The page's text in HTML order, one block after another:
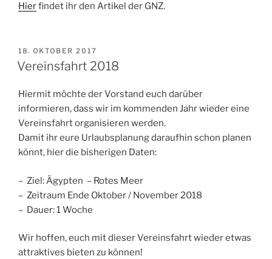
Hierfindet ihr den Artikel der GNZ.
VERÖFFENTLICHT
AM
18. OKTOBER 2017
Vereinsfahrt 2018
Hiermit möchte der Vorstand euch darüber
informieren, dass wir im kommenden Jahr wieder eine
Vereinsfahrt organisieren werden.
Damit ihr eure Urlaubsplanung daraufhin schon planen
könnt, hier die bisherigen Daten:
– Ziel: Ägypten – Rotes Meer
– Zeitraum Ende Oktober / November 2018
– Dauer: 1 Woche
Wir hoffen, euch mit dieser Vereinsfahrt wieder etwas
attraktives bieten zu können!